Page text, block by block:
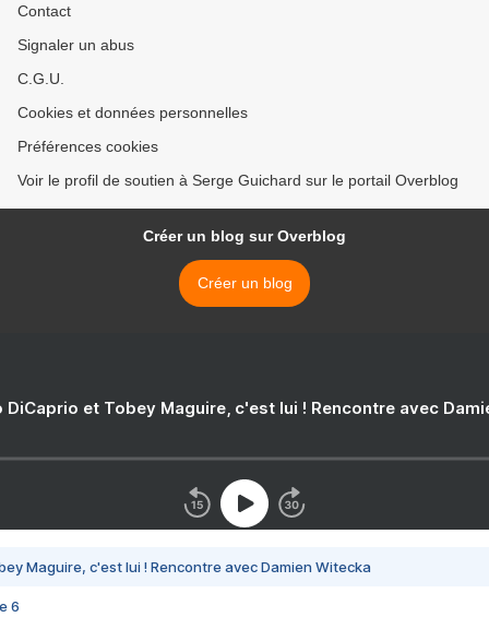
Contact
Signaler un abus
C.G.U.
Cookies et données personnelles
Préférences cookies
Voir le profil de soutien à Serge Guichard sur le portail Overblog
Créer un blog sur Overblog
Créer un blog
DiCaprio et Tobey Maguire, c'est lui ! Rencontre avec
Maguire, c'est lui ! Rencontre avec Damien Witecka
6